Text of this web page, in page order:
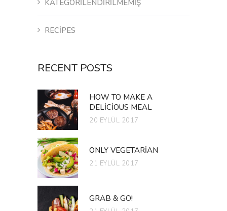
KATEGORILENDIRILMEMIŞ
RECIPES
RECENT POSTS
HOW TO MAKE A
DELICIOUS MEAL
20 EYLÜL 2017
ONLY VEGETARIAN
21 EYLÜL 2017
GRAB & GO!